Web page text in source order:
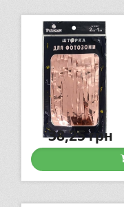
38,25грн